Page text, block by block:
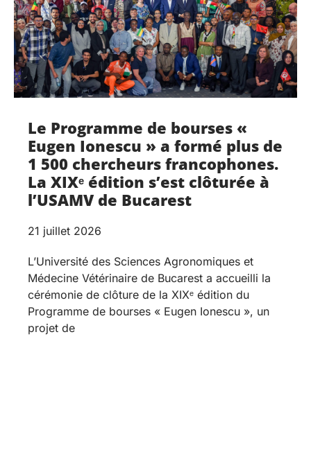
Le Programme de bourses «
Eugen Ionescu » a formé plus de
1 500 chercheurs francophones.
La XIXᵉ édition s’est clôturée à
l’USAMV de Bucarest
21 juillet 2026
L’Université des Sciences Agronomiques et
Médecine Vétérinaire de Bucarest a accueilli la
cérémonie de clôture de la XIXᵉ édition du
Programme de bourses « Eugen Ionescu », un
projet de